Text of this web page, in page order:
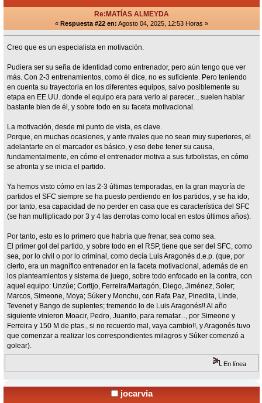
Re:MATÍAS ALMEYDA
« Respuesta #22 en: Agosto 04, 2025, 12:53 Horas »
Creo que es un especialista en motivación.
Pudiera ser su seña de identidad como entrenador, pero aún tengo que ver
más. Con 2-3 entrenamientos, como él dice, no es suficiente. Pero teniendo
en cuenta su trayectoria en los diferentes equipos, salvo posiblemente su
etapa en EE.UU. donde el equipo era para verlo al parecer.., suelen hablar
bastante bien de él, y sobre todo en su faceta motivacional.
La motivación, desde mi punto de vista, es clave.
Porque, en muchas ocasiones, y ante rivales que no sean muy superiores, el
adelantarte en el marcador es básico, y eso debe tener su causa,
fundamentalmente, en cómo el entrenador motiva a sus futbolistas, en cómo
se afronta y se inicia el partido.
Ya hemos visto cómo en las 2-3 últimas temporadas, en la gran mayoría de
partidos el SFC siempre se ha puesto perdiendo en los partidos, y se ha ido,
por tanto, esa capacidad de no perder en casa que es característica del SFC
(se han multiplicado por 3 y 4 las derrotas como local en estos últimos años).
Por tanto, esto es lo primero que habría que frenar, sea como sea.
El primer gol del partido, y sobre todo en el RSP, tiene que ser del SFC, como
sea, por lo civil o por lo criminal, como decía Luis Aragonés d.e.p. (que, por
cierto, era un magnífico entrenador en la faceta motivacional, además de en
los planteamientos y sistema de juego, sobre todo enfocado en la contra, con
aquel equipo: Unzúe; Cortijo, Ferreira/Martagón, Diego, Jiménez, Soler;
Marcos, Simeone, Moya; Súker y Monchu, con Rafa Paz, Pinedita, Linde,
Tevenet y Bango de suplentes; tremendo lo de Luis Aragonés!! Al año
siguiente vinieron Moacir, Pedro, Juanito, para rematar..., por Simeone y
Ferreira y 150 M de ptas., si no recuerdo mal, vaya cambio!!, y Aragonés tuvo
que comenzar a realizar los correspondientes milagros y Súker comenzó a
golear).
En línea
jocarvia